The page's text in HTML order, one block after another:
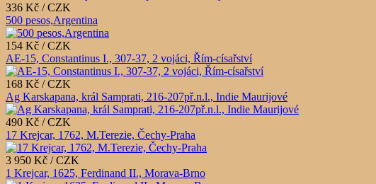
336 Kč / CZK
500 pesos,Argentina
154 Kč / CZK
AE-15, Constantinus I., 307-37, 2 vojáci, Řím-císařství
168 Kč / CZK
Ag Karskapana, král Samprati, 216-207př.n.l., Indie Maurijové
490 Kč / CZK
17 Krejcar, 1762, M.Terezie, Čechy-Praha
3 950 Kč / CZK
1 Krejcar, 1625, Ferdinand II., Morava-Brno